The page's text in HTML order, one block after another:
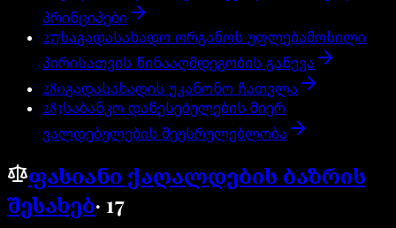
პრინციპები
277საგადასახადო ორგანოს უფლებამოსილი
პირისათვის წინააღმდეგობის გაწევა
280გადასახადის უკანონო ჩათვლა
283საბანკო დაწესებულების მიერ
ვალდებულების შეუსრულებლობა
ფასიანი ქაღალდების ბაზრის
შესახებ·17